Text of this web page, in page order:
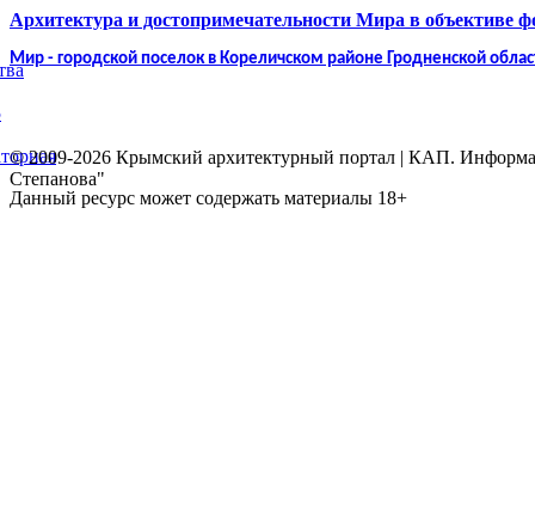
Архитектура и достопримечательности Мира в объективе
Мир - городской поселок в Кореличском районе Гродненской
© 2009-2026 Крымский архитектурный портал | КАП.
Степанова"
Данный ресурс может содержать материалы 18+